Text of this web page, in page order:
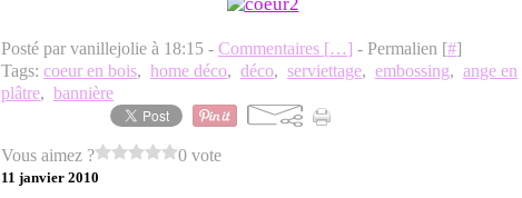
Posté par vanillejolie à 18:15 - Commentaires […] - Permalien [#]
Tags: coeur en bois, home déco, déco, serviettage, embossing, ange en
plâtre, bannière
Vous aimez ? 0 vote
11 janvier 2010